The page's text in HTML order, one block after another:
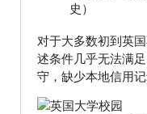
史）
对于大多数初到英
述条件几乎无法满
守，缺少本地信用